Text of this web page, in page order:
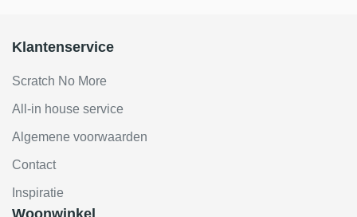
Klantenservice
Scratch No More
All-in house service
Algemene voorwaarden
Contact
Inspiratie